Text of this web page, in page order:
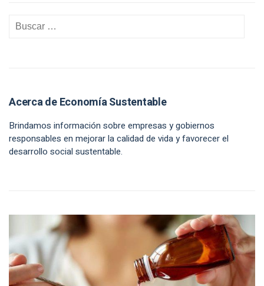
Acerca de Economía Sustentable
Brindamos información sobre empresas y gobiernos
responsables en mejorar la calidad de vida y favorecer el
desarrollo social sustentable.